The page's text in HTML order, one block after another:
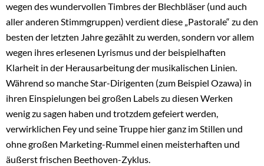
wegen des wundervollen Timbres der Blechbläser (und auch
aller anderen Stimmgruppen) verdient diese „Pastorale“ zu den
besten der letzten Jahre gezählt zu werden, sondern vor allem
wegen ihres erlesenen Lyrismus und der beispielhaften
Klarheit in der Herausarbeitung der musikalischen Linien.
Während so manche Star-Dirigenten (zum Beispiel Ozawa) in
ihren Einspielungen bei großen Labels zu diesen Werken
wenig zu sagen haben und trotzdem gefeiert werden,
verwirklichen Fey und seine Truppe hier ganz im Stillen und
ohne großen Marketing-Rummel einen meisterhaften und
äußerst frischen Beethoven-Zyklus.